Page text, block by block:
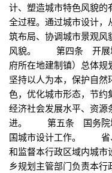
计、塑造城市特色风貌的
全过程。通过城市设计
筑布局、协调城市景观
风貌。 第四条 开展城
府所在地建制镇）总体规
坚持以人为本，保护自
色，优化城市形态，节
经济社会发展水平、资源
进。 第五条 国务院城
国城市设计工作。 省
和监督本行政区域内城
乡规划主管部门负责本